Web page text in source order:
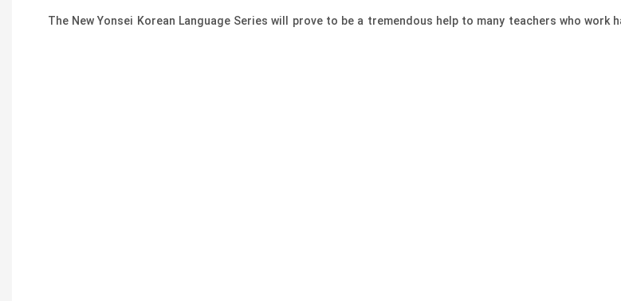
The New Yonsei Korean Language Series will prove to be a tremendous help to many teachers who